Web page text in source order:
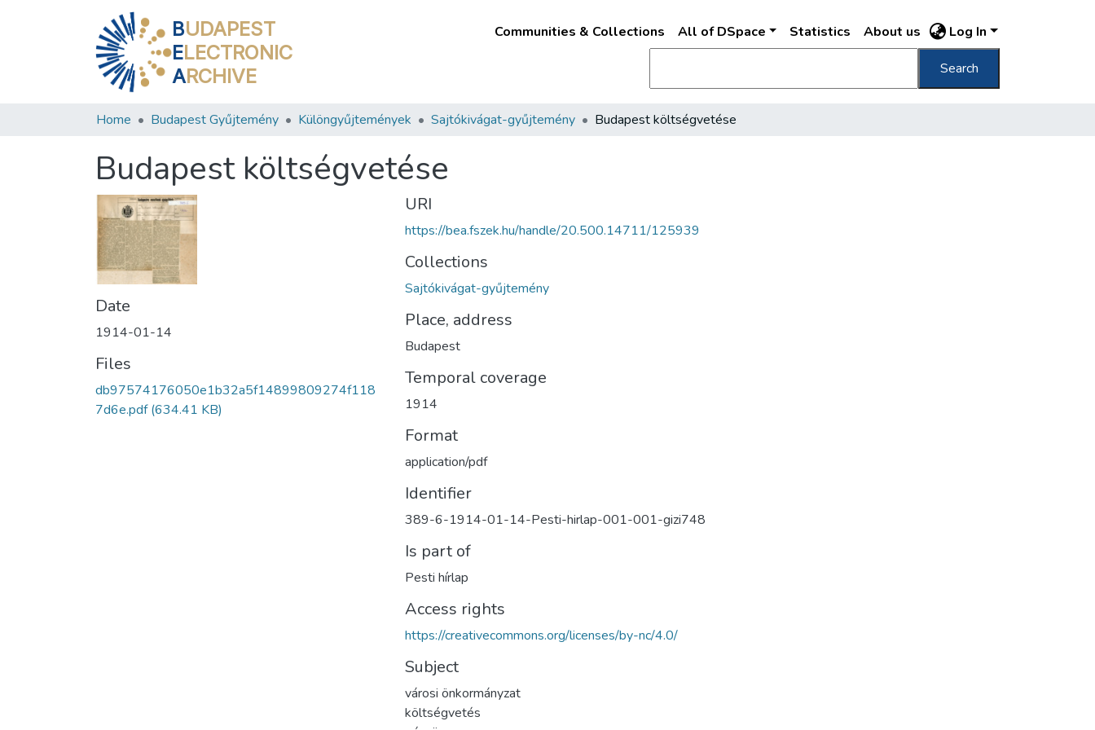
BUDAPEST
ELECTRONIC
ARCHIVE
Communities & Collections All of DSpace Statistics About us Log In
Search
Home Budapest Gyűjtemény Különgyűjtemények Sajtókivágat-gyűjtemény Budapest költségvetése
Budapest költségvetése
Date
1914-01-14
Files
db97574176050e1b32a5f14899809274f118
7d6e.pdf(634.41 KB)
URI
https://bea.fszek.hu/handle/20.500.14711/125939
Collections
Sajtókivágat-gyűjtemény
Place, address
Budapest
Temporal coverage
1914
Format
application/pdf
Identifier
389-6-1914-01-14-Pesti-hirlap-001-001-gizi748
Is part of
Pesti hírlap
Access rights
https://creativecommons.org/licenses/by-nc/4.0/
Subject
városi önkormányzat
költségvetés